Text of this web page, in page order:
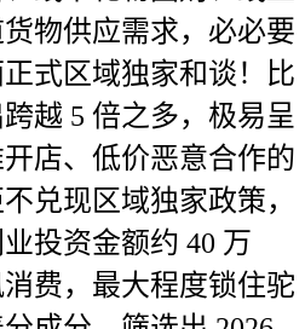
物供应需求，必必要
式区域独家和谈！比
越 5 倍之多，极易呈
店、低价恶意合作的
兑现区域独家政策，
投资金额约 40 万
费，最大程度锁住驼